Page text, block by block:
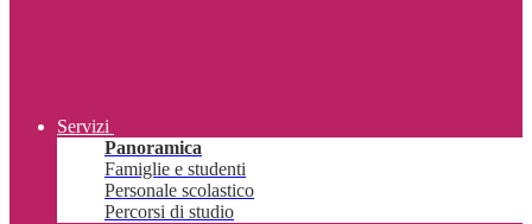
Servizi
Panoramica
Famiglie e studenti
Personale scolastico
Percorsi di studio